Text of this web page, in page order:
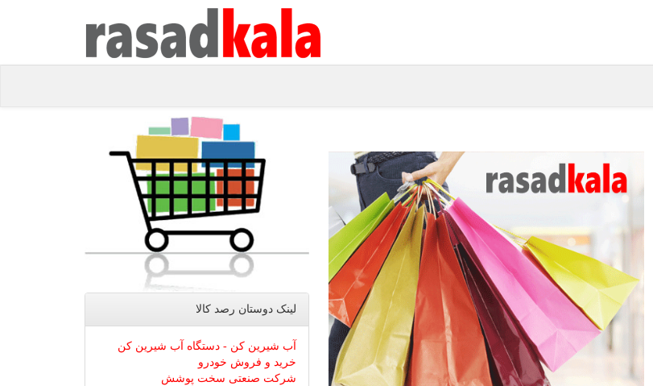
لینک دوستان رصد كالا
آب شیرین کن - دستگاه آب شیرین کن
خرید و فروش خودرو
شرکت صنعتی سخت پوشش